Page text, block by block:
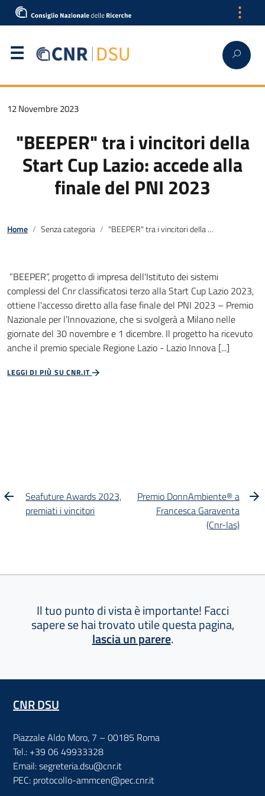
⋮
12 Novembre 2023
"BEEPER" tra i vincitori della
Start Cup Lazio: accede alla
finale del PNI 2023
Home Senza categoria "BEEPER" tra i vincitori della Start Cup Lazio: accede alla finale del PNI 2023
“BEEPER”, progetto di impresa dell'Istituto dei sistemi
complessi del Cnr classificatosi terzo alla Start Cup Lazio 2023,
ottiene l'accesso diretto alla fase finale del PNI 2023 – Premio
Nazionale per l’Innovazione, che si svolgerà a Milano nelle
giornate del 30 novembre e 1 dicembre. Il progetto ha ricevuto
anche il premio speciale Regione Lazio - Lazio Innova [...]
LEGGI DI PIÙ SU CNR.IT
Seafuture Awards 2023,
premiati i vincitori
Premio DonnAmbiente® a
Francesca Garaventa
(Cnr-Ias)
Il tuo punto di vista è importante! Facci
sapere se hai trovato utile questa pagina,
lascia un parere.
CNR DSU
Piazzale Aldo Moro, 7 – 00185 Roma
Tel.: +39 06 49933328
Email: segreteria.dsu@cnr.it
PEC: protocollo-ammcen@pec.cnr.it